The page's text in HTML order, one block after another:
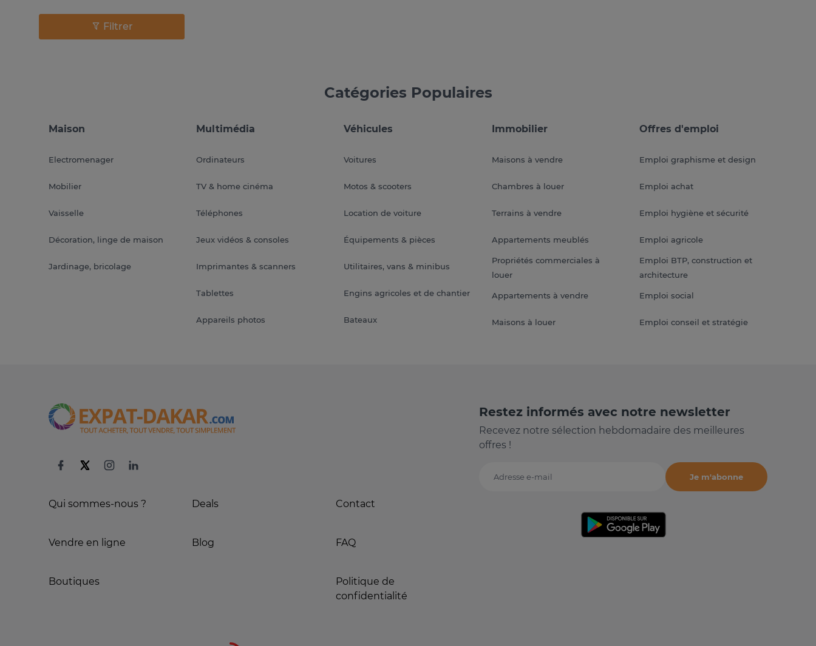
Filtrer
Catégories Populaires
Maison
Electromenager
Mobilier
Vaisselle
Décoration, linge de maison
Jardinage, bricolage
Multimédia
Ordinateurs
TV & home cinéma
Téléphones
Jeux vidéos & consoles
Imprimantes & scanners
Tablettes
Appareils photos
Véhicules
Voitures
Motos & scooters
Location de voiture
Équipements & pièces
Utilitaires, vans & minibus
Engins agricoles et de chantier
Bateaux
Immobilier
Maisons à vendre
Chambres à louer
Terrains à vendre
Appartements meublés
Propriétés commerciales à
louer
Appartements à vendre
Maisons à louer
Offres d'emploi
Emploi graphisme et design
Emploi achat
Emploi hygiène et sécurité
Emploi agricole
Emploi BTP, construction et
architecture
Emploi social
Emploi conseil et stratégie
Qui sommes-nous ?
Vendre en ligne
Boutiques
Deals
Blog
Contact
FAQ
Politique de
confidentialité
Restez informés avec notre newsletter
Recevez notre sélection hebdomadaire des meilleures
offres !
Adresse e-mail
Je m'abonne